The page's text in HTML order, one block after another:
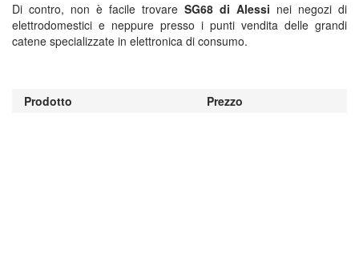
Di contro, non è facile trovare SG68 di Alessi nei negozi di
elettrodomestici e neppure presso i punti vendita delle grandi
catene specializzate in elettronica di consumo.
Prodotto Prezzo